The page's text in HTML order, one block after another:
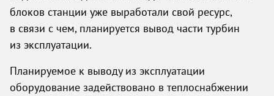
блоков станции уже выработали свой ресурс,
в связи с чем, планируется вывод части турбин
из эксплуатации.
Планируемое к выводу из эксплуатации
оборудование задействовано в теплоснабжении